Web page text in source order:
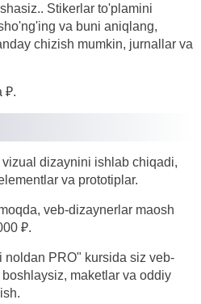
Stikerlar to'plamini
va buni aniqlang,
chizish mumkin, jurnallar va
₽.
dizaynini ishlab chiqadi,
va prototiplar.
veb-dizaynerlar maosh
₽.
PRO" kursida siz veb-
maketlar va oddiy